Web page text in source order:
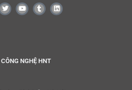
NGHỆ HNT